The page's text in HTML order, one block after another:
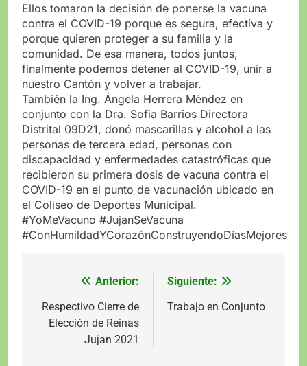
Ellos tomaron la decisión de ponerse la vacuna
contra el COVID-19 porque es segura, efectiva y
porque quieren proteger a su familia y la
comunidad. De esa manera, todos juntos,
finalmente podemos detener al COVID-19, unir a
nuestro Cantón y volver a trabajar.
También la Ing. Ángela Herrera Méndez en
conjunto con la Dra. Sofia Barrios Directora
Distrital 09D21, donó mascarillas y alcohol a las
personas de tercera edad, personas con
discapacidad y enfermedades catastróficas que
recibieron su primera dosis de vacuna contra el
COVID-19 en el punto de vacunación ubicado en
el Coliseo de Deportes Municipal.
#YoMeVacuno #JujanSeVacuna
#ConHumildadYCorazónConstruyendoDíasMejores
Navegación
de
entradas
Anterior:
Respectivo Cierre de
Elección de Reinas
Jujan 2021
Siguiente:
Trabajo en Conjunto